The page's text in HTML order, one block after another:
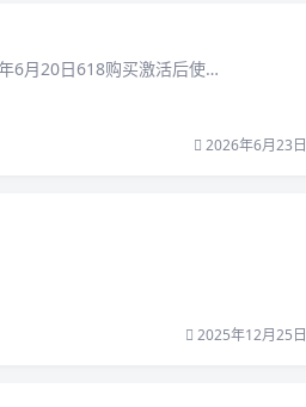
6月20日618购买激活后使…
2026年6月23日
2025年12月25日